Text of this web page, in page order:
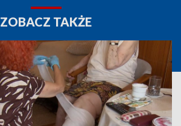
ZOBACZ TAKŻE